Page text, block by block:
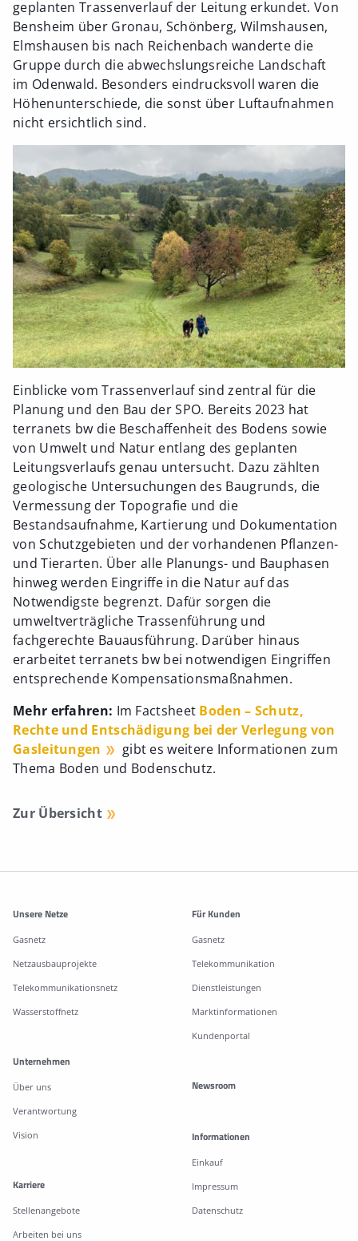
geplanten Trassenverlauf der Leitung erkundet. Von
Bensheim über Gronau, Schönberg, Wilmshausen,
Elmshausen bis nach Reichenbach wanderte die
Gruppe durch die abwechslungsreiche Landschaft
im Odenwald. Besonders eindrucksvoll waren die
Höhenunterschiede, die sonst über Luftaufnahmen
nicht ersichtlich sind.
Einblicke vom Trassenverlauf sind zentral für die
Planung und den Bau der SPO. Bereits 2023 hat
terranets bw die Beschaffenheit des Bodens sowie
von Umwelt und Natur entlang des geplanten
Leitungsverlaufs genau untersucht. Dazu zählten
geologische Untersuchungen des Baugrunds, die
Vermessung der Topografie und die
Bestandsaufnahme, Kartierung und Dokumentation
von Schutzgebieten und der vorhandenen Pflanzen-
und Tierarten. Über alle Planungs- und Bauphasen
hinweg werden Eingriffe in die Natur auf das
Notwendigste begrenzt. Dafür sorgen die
umweltverträgliche Trassenführung und
fachgerechte Bauausführung. Darüber hinaus
erarbeitet terranets bw bei notwendigen Eingriffen
entsprechende Kompensationsmaßnahmen.
Mehr erfahren: Im Factsheet Boden – Schutz,
Rechte und Entschädigung bei der Verlegung von
Gasleitungen
gibt es weitere Informationen zum
Thema Boden und Bodenschutz.
Zur Übersicht
Weitere Informationen
Unsere Netze
Gasnetz
Netzausbauprojekte
Telekommunikationsnetz
Wasserstoffnetz
Für Kunden
Gasnetz
Telekommunikation
Dienstleistungen
Marktinformationen
Kundenportal
Unternehmen
Über uns
Verantwortung
Vision
Karriere
Stellenangebote
Arbeiten bei uns
Newsroom
Informationen
Einkauf
Impressum
Datenschutz